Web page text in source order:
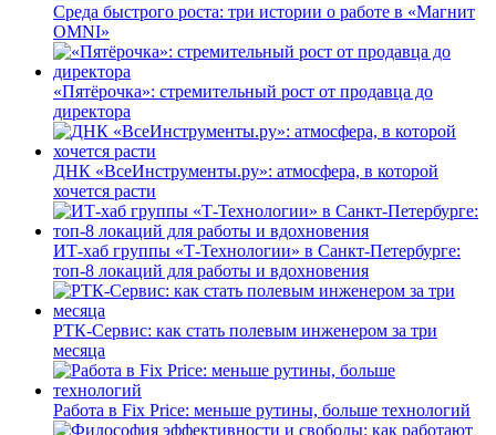
Среда быстрого роста: три истории о работе в «Магнит
OMNI»
«Пятёрочка»: стремительный рост от продавца до
директора
ДНК «ВсеИнструменты.ру»: атмосфера, в которой
хочется расти
ИТ-хаб группы «Т-Технологии» в Санкт-Петербурге:
топ-8 локаций для работы и вдохновения
РТК-Сервис: как стать полевым инженером за три
месяца
Работа в Fix Price: меньше рутины, больше технологий